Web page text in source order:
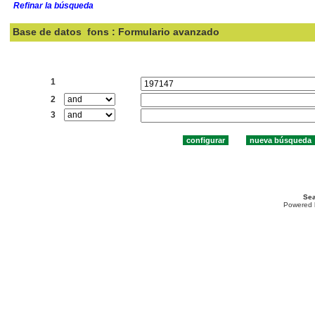
Refinar la búsqueda
Base de datos fons : Formulario avanzado
1
2
3